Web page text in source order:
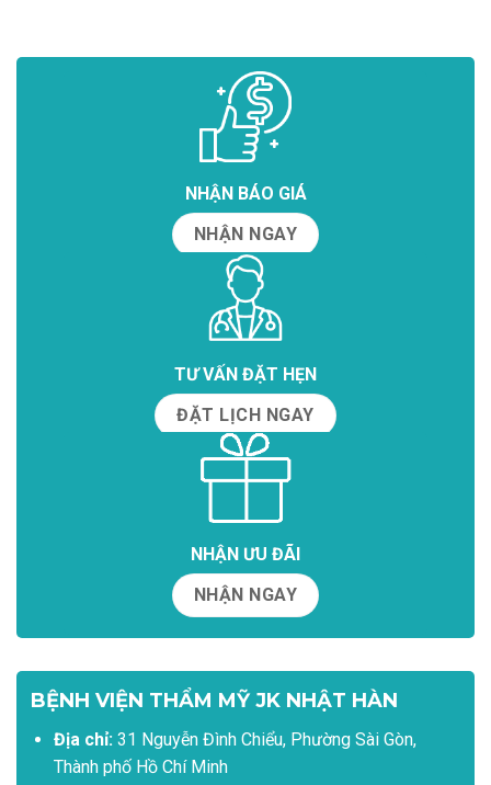
NHẬN BÁO GIÁ
NHẬN NGAY
TƯ VẤN ĐẶT HẸN
ĐẶT LỊCH NGAY
NHẬN ƯU ĐÃI
NHẬN NGAY
BỆNH VIỆN THẨM MỸ JK NHẬT HÀN
Địa chỉ:31 Nguyễn Đình Chiểu, Phường Sài Gòn,
Thành phố Hồ Chí Minh